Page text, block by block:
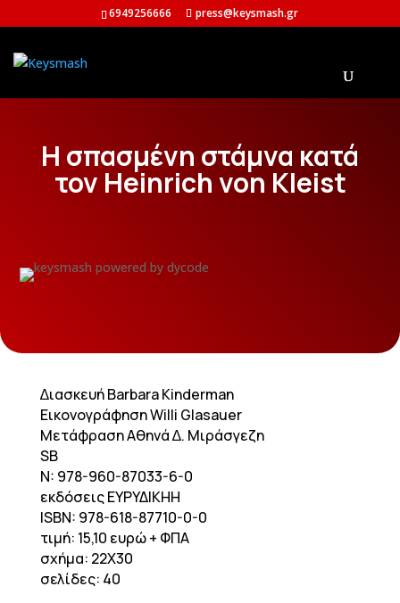
6949256666 press@keysmash.gr
Η σπασμένη στάμνα κατά
τον Heinrich von Kleist
∆ιασκευή Barbara Kinderman
Εικονογράφηση Willi Glasauer
Μετάφραση Αθηνά ∆. Μιράσγεζη
SB
N: 978-960-87033-6-0
εκδόσεις ΕΥΡΥΔΙΚΗΗ
ISBN: 978-618-87710-0-0
τιμή: 15,10 ευρώ + ΦΠΑ
σχήμα: 22X30
σελίδες: 40